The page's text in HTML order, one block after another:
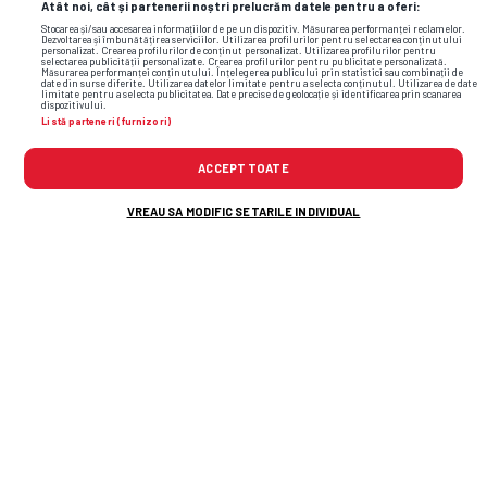
Atât noi, cât și partenerii noștri prelucrăm datele pentru a oferi:
Stocarea și/sau accesarea informațiilor de pe un dispozitiv. Măsurarea performanței reclamelor.
Dezvoltarea și îmbunătățirea serviciilor. Utilizarea profilurilor pentru selectarea conținutului
personalizat. Crearea profilurilor de conținut personalizat. Utilizarea profilurilor pentru
selectarea publicității personalizate. Crearea profilurilor pentru publicitate personalizată.
Măsurarea performanței conținutului. Înțelegerea publicului prin statistici sau combinații de
date din surse diferite. Utilizarea datelor limitate pentru a selecta conținutul. Utilizarea de date
limitate pentru a selecta publicitatea. Date precise de geolocație și identificarea prin scanarea
dispozitivului.
Listă parteneri (furnizori)
ACCEPT TOATE
VREAU SA MODIFIC SETARILE INDIVIDUAL